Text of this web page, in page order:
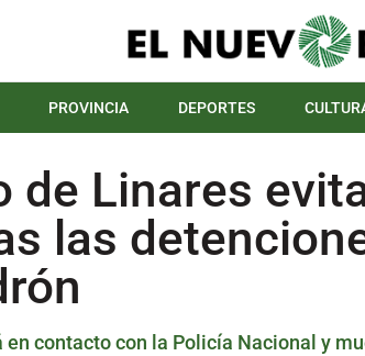
PROVINCIA DEPORTES
de Linares
las
contacto con la Policía Nacional y